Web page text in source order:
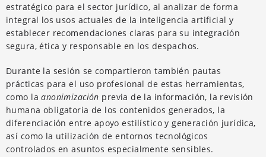
estratégico para el sector jurídico, al analizar de forma
integral los usos actuales de la inteligencia artificial y
establecer recomendaciones claras para su integración
segura, ética y responsable en los despachos.
Durante la sesión se compartieron también pautas
prácticas para el uso profesional de estas herramientas,
como laanonimización previa de la información, la revisión
humana obligatoria de los contenidos generados, la
diferenciación entre apoyo estilístico y generación jurídica,
así como la utilización de entornos tecnológicos
controlados en asuntos especialmente sensibles.